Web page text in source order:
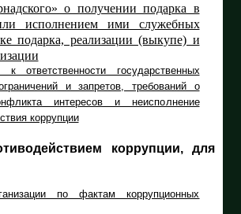
о получении подарка в
исполнением ими служебных
подарка, реализации (выкупе) и
ответственности государственных
и запретов, требований о
интересов и неисполнение
коррупции
коррупции, для
по фактам коррупционных